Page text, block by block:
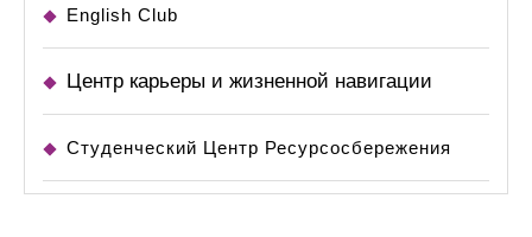
English Club
Центр карьеры и жизненной навигации
Студенческий Центр Ресурсосбережения